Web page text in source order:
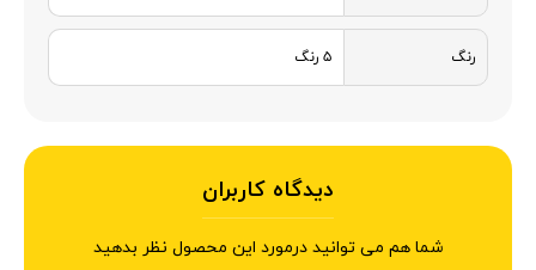
رنگ ۵ رنگ
دیدگاه کاربران
شما هم می توانید درمورد این محصول نظر بدهید